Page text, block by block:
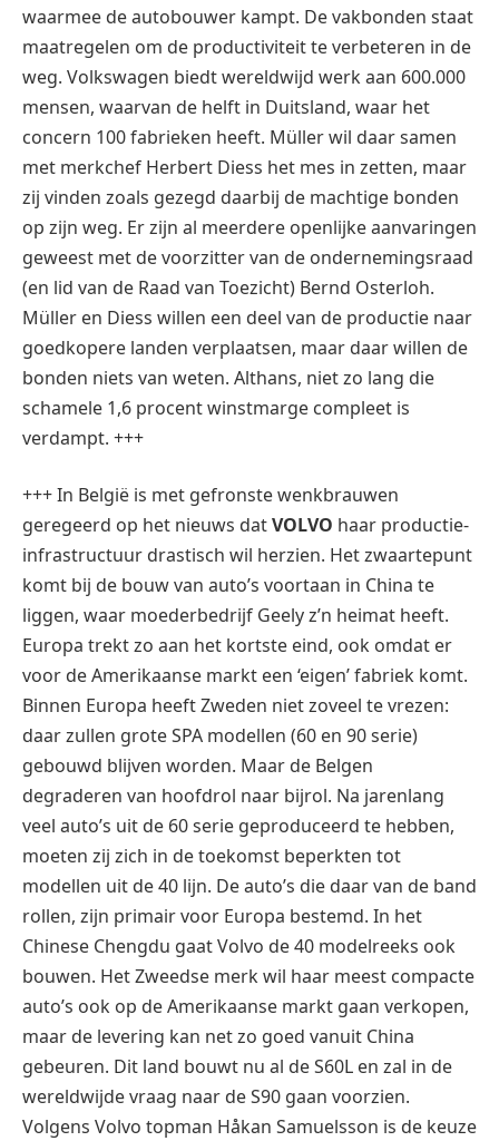
waarmee de autobouwer kampt. De vakbonden staat
maatregelen om de productiviteit te verbeteren in de
weg. Volkswagen biedt wereldwijd werk aan 600.000
mensen, waarvan de helft in Duitsland, waar het
concern 100 fabrieken heeft. Müller wil daar samen
met merkchef Herbert Diess het mes in zetten, maar
zij vinden zoals gezegd daarbij de machtige bonden
op zijn weg. Er zijn al meerdere openlijke aanvaringen
geweest met de voorzitter van de ondernemingsraad
(en lid van de Raad van Toezicht) Bernd Osterloh.
Müller en Diess willen een deel van de productie naar
goedkopere landen verplaatsen, maar daar willen de
bonden niets van weten. Althans, niet zo lang die
schamele 1,6 procent winstmarge compleet is
verdampt. +++
+++ In België is met gefronste wenkbrauwen
geregeerd op het nieuws datVOLVO haar productie-
infrastructuur drastisch wil herzien. Het zwaartepunt
komt bij de bouw van auto’s voortaan in China te
liggen, waar moederbedrijf Geely z’n heimat heeft.
Europa trekt zo aan het kortste eind, ook omdat er
voor de Amerikaanse markt een ‘eigen’ fabriek komt.
Binnen Europa heeft Zweden niet zoveel te vrezen:
daar zullen grote SPA modellen (60 en 90 serie)
gebouwd blijven worden. Maar de Belgen
degraderen van hoofdrol naar bijrol. Na jarenlang
veel auto’s uit de 60 serie geproduceerd te hebben,
moeten zij zich in de toekomst beperkten tot
modellen uit de 40 lijn. De auto’s die daar van de band
rollen, zijn primair voor Europa bestemd. In het
Chinese Chengdu gaat Volvo de 40 modelreeks ook
bouwen. Het Zweedse merk wil haar meest compacte
auto’s ook op de Amerikaanse markt gaan verkopen,
maar de levering kan net zo goed vanuit China
gebeuren. Dit land bouwt nu al de S60L en zal in de
wereldwijde vraag naar de S90 gaan voorzien.
Volgens Volvo topman Håkan Samuelsson is de keuze